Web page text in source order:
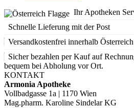
Ihr Apotheken
Schnelle Lieferung mit der Post
Versandkostenfrei innerhalb
Sicher bezahlen per Kauf auf
bequem bei Abholung vor Ort.
KONTAKT
Armonia Apotheke
Vollbadgasse 1a | 1170 Wien
Mag.pharm. Karoline Sindelar KG